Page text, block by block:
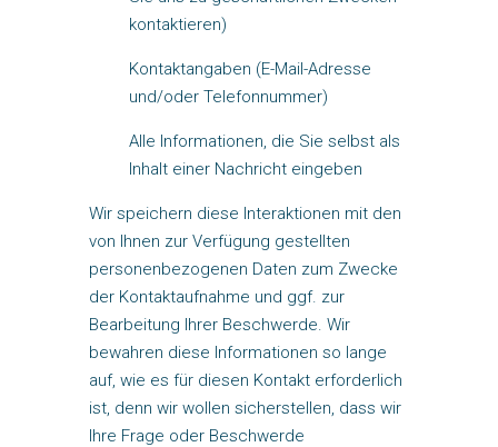
kontaktieren)
Kontaktangaben (E-Mail-Adresse
und/oder Telefonnummer)
Alle Informationen, die Sie selbst als
Inhalt einer Nachricht eingeben
Wir speichern diese Interaktionen mit den
von Ihnen zur Verfügung gestellten
personenbezogenen Daten zum Zwecke
der Kontaktaufnahme und ggf. zur
Bearbeitung Ihrer Beschwerde. Wir
bewahren diese Informationen so lange
auf, wie es für diesen Kontakt erforderlich
ist, denn wir wollen sicherstellen, dass wir
Ihre Frage oder Beschwerde